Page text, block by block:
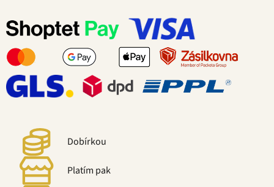
Dobírkou
Platím pak